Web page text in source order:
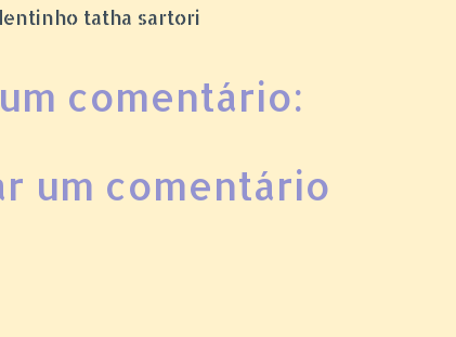
tatha sartori
comentário:
um comentário